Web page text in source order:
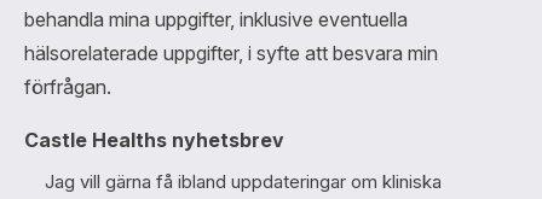
behandla mina uppgifter, inklusive eventuella
hälsorelaterade uppgifter, i syfte att besvara min
förfrågan.
Castle Healths nyhetsbrev
Jag vill gärna få ibland uppdateringar om kliniska